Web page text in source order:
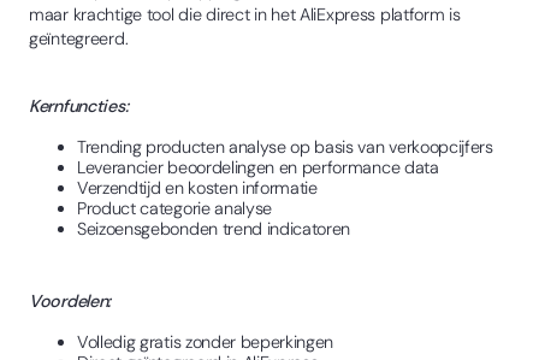
maar krachtige tool die direct in het AliExpress platform is
geïntegreerd.
Kernfuncties:
Trending producten analyse op basis van verkoopcijfers
Leverancier beoordelingen en performance data
Verzendtijd en kosten informatie
Product categorie analyse
Seizoensgebonden trend indicatoren
Voordelen:
Volledig gratis zonder beperkingen